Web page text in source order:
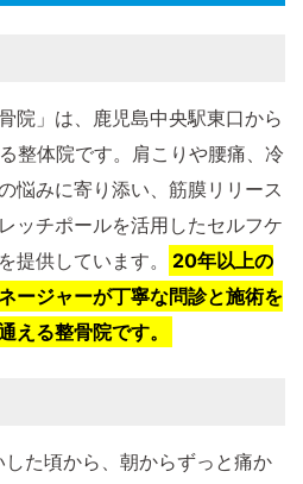
院」は、鹿児島中央駅東口から
整体院です。​肩こりや腰痛、冷
悩みに寄り添い、筋膜リリース
ッチポールを活用したセルフケ
提供しています。
​20年以上の
ージャーが丁寧な問診と施術を
える整骨院です。
した頃から、朝からずっと痛か